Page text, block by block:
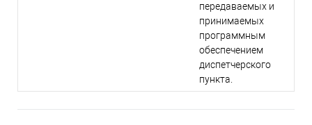
передаваемых и
принимаемых
программным
обеспечением
диспетчерского
пункта.